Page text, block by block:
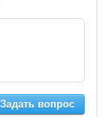
Задать вопрос